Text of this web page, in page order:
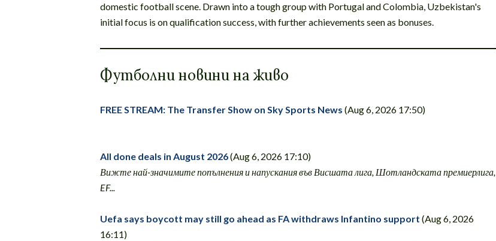
domestic football scene. Drawn into a tough group with Portugal and Colombia, Uzbekistan's
initial focus is on qualification success, with further achievements seen as bonuses.
Футболни новини на живо
FREE STREAM: The Transfer Show on Sky Sports News (Aug 6, 2026 17:50)
All done deals in August 2026(Aug 6, 2026 17:10)
Вижте най-значимите попълнения и напускания във Висшата лига, Шотландската премиерлига,
EF...
Uefa says boycott may still go ahead as FA withdraws Infantino support (Aug 6, 2026
16:11)